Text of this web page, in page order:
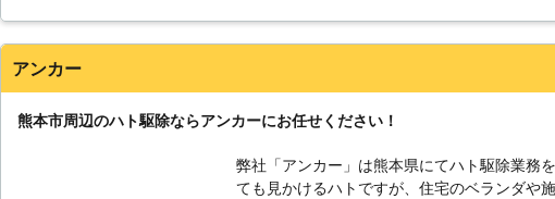
気になってしまう危険性がありますので、た
はできません。マスクや手袋をしっかりとし
ト駆除だけでなく、掃除もやらせていただき
熊本県 菊池郡菊陽町
アンカー
熊本市周辺のハト駆除ならアンカーにお任せください！
弊社「アンカー」は熊本県にてハト駆除業務
ても見かけるハトですが、住宅のベランダや